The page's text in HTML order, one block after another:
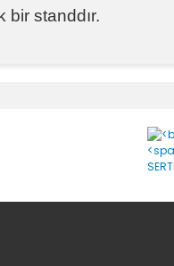
bir standdır.